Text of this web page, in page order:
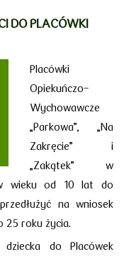
DO PLACÓWKI
Placówki
Opiekuńczo-
Wychowawcze
„Parkowa”, „Na
Zakręcie” i
„Zakątek” w
wieku od 10 lat do
na wniosek
25 roku życia.
do Placówek